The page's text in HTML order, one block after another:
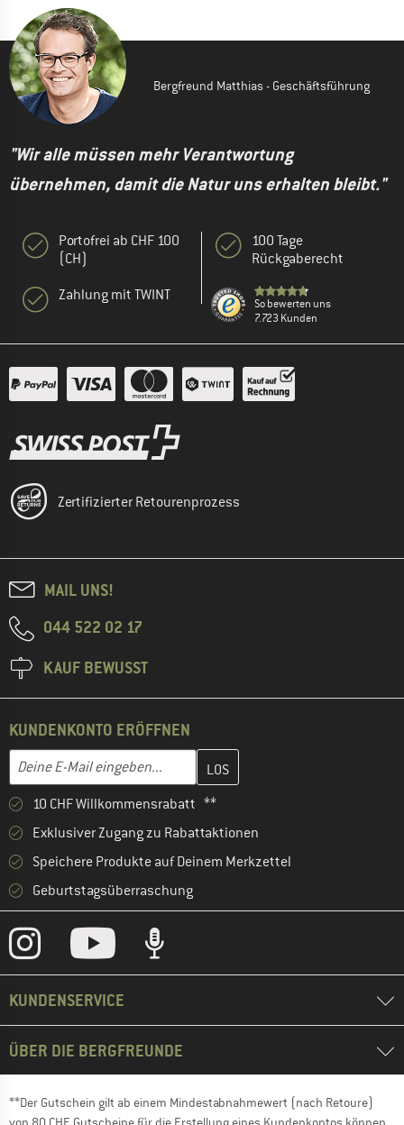
Bergfreund Matthias - Geschäftsführung
"Wir alle müssen mehr Verantwortung
übernehmen, damit die Natur uns erhalten bleibt."
Portofrei ab CHF 100
(CH)
Zahlung mit TWINT
100 Tage
Rückgaberecht
So bewerten uns
7.723 Kunden
Zertifizierter Retourenprozess
MAIL UNS!
044 522 02 17
KAUF BEWUSST
KUNDENKONTO ERÖFFNEN
E-Mail-Adresse
Gib hier deine E-Mail-Adresse ein und erstelle im nächsten
10 CHF Willkommensrabatt **
Exklusiver Zugang zu Rabattaktionen
Speichere Produkte auf Deinem Merkzettel
Geburtstagsüberraschung
KUNDENSERVICE
ÜBER DIE BERGFREUNDE
**Der Gutschein gilt ab einem Mindestabnahmewert (nach Retoure)